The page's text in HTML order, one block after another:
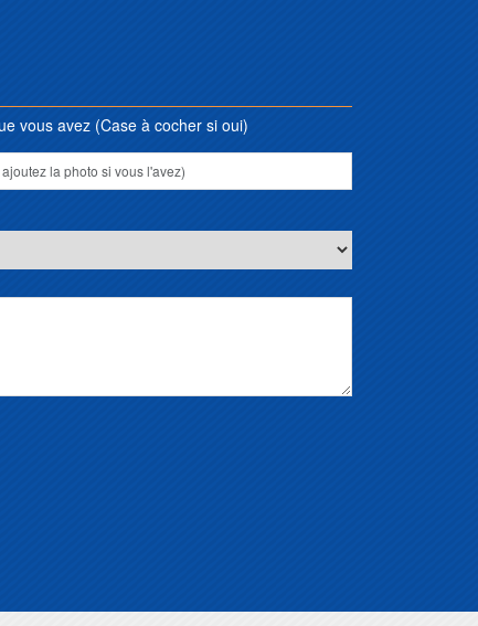
vous avez (Case à cocher si oui)